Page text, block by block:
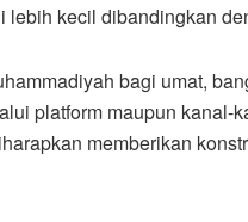
kecil dibandingkan
bagi umat,
platform maupun kanal-
memberikan